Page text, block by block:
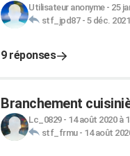
Utilisateur anonyme- 25
stf_jpd87- 5 déc.
9 réponses
Branchement
Lc_0829- 14 août 2020 à
stf_frmu- 14 août